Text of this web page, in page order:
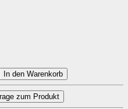
In den Warenkorb
zum Produkt